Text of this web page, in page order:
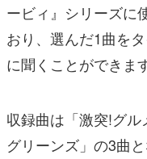
ービィ』シリーズに
おり、選んだ1曲を
に聞くことができます
収録曲は「激突!グ
グリーンズ」の3曲